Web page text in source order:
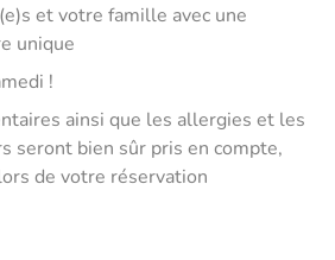
et votre famille avec une
unique
!
ainsi que les allergies et les
seront bien sûr pris en compte,
de votre réservation